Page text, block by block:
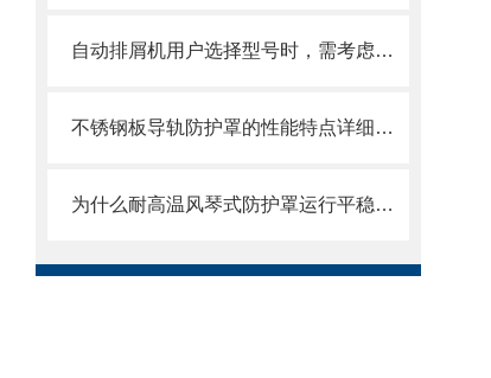
自动排屑机用户选择型号时，需考虑哪些事项？
不锈钢板导轨防护罩的性能特点详细分析
为什么耐高温风琴式防护罩运行平稳且无噪音？